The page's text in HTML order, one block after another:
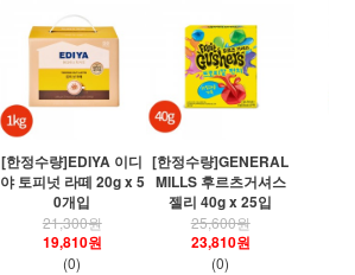
[한정수량]EDIYA 이디
야 토피넛 라떼 20g x 5
0개입
21,300원
19,810원
(0)
[한정수량]GENERAL
MILLS 후르츠거셔스
젤리 40g x 25입
25,600원
23,810원
(0)